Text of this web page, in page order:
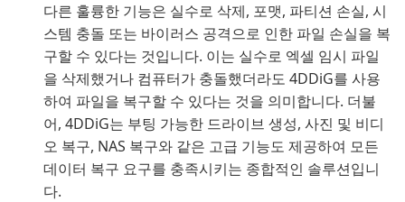
다른 훌륭한 기능은 실수로 삭제, 포맷, 파티션 손실, 시
스템 충돌 또는 바이러스 공격으로 인한 파일 손실을 복
구할 수 있다는 것입니다. 이는 실수로 엑셀 임시 파일
을 삭제했거나 컴퓨터가 충돌했더라도 4DDiG를 사용
하여 파일을 복구할 수 있다는 것을 의미합니다. 더불
어, 4DDiG는 부팅 가능한 드라이브 생성, 사진 및 비디
오 복구, NAS 복구와 같은 고급 기능도 제공하여 모든
데이터 복구 요구를 충족시키는 종합적인 솔루션입니
다.